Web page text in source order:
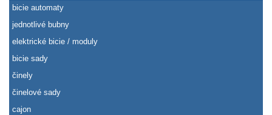
bicie automaty
jednotlivé bubny
elektrické bicie / moduly
bicie sady
činely
činelové sady
cajon